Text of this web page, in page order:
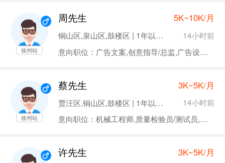
徐州站
周先生 5K~10K/月
铜山区,泉山区,鼓楼区 | 1年以下 | 本科
14小时前
意向职位：广告文案,创意指导/总监,广告设计/制作
徐州站
蔡先生 3K~5K/月
贾汪区,铜山区,鼓楼区 | 1年以下 | 大专
14小时前
意向职位：机械工程师,质量检验员/测试员,装配工艺工程师
许先生 3K~5K/月